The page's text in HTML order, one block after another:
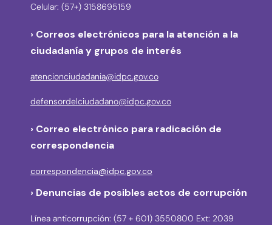
Celular: (57+) 3158695159
› Correos electrónicos para la atención a la
ciudadanía y grupos de interés
atencionciudadania@idpc.gov.co
defensordelciudadano@idpc.gov.co
› Correo electrónico para radicación de
correspondencia
correspondencia@idpc.gov.co
› Denuncias de posibles actos de corrupción
Línea anticorrupción: (57 + 601) 3550800 Ext: 2039